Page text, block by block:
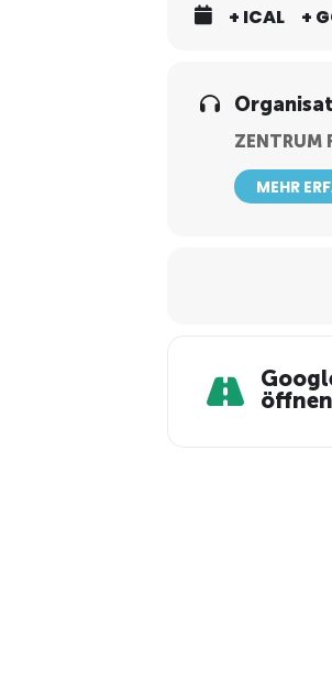
+ ICAL +
ZENTRUM
MEHR
öffnen